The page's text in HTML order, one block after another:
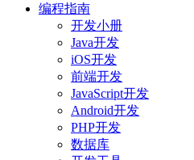
编程指南
开发小册
Java开发
iOS开发
前端开发
JavaScript开发
Android开发
PHP开发
数据库